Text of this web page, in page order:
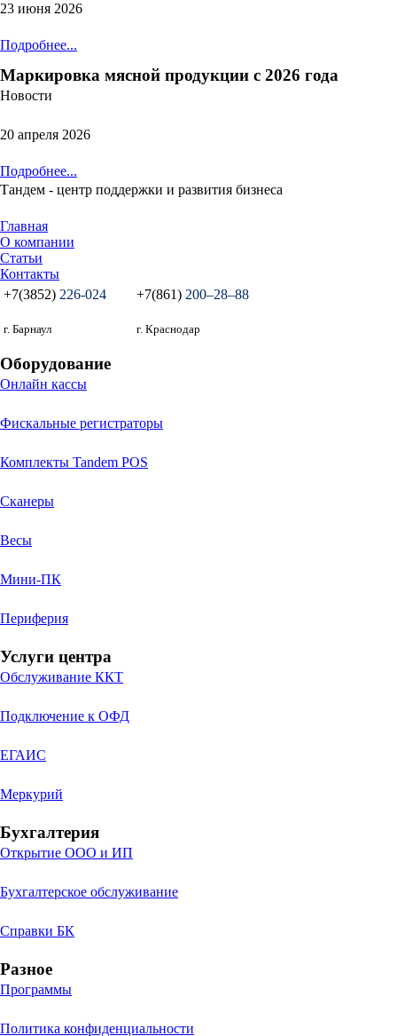
23 июня 2026
Подробнее...
Маркировка мясной продукции с 2026 года
Новости
20 апреля 2026
Подробнее...
Тандем - центр поддержки и развития бизнеса
Главная
О компании
Статьи
Контакты
+7(3852) 226-024
г. Барнаул
+7(861) 200‒28‒88
г. Краснодар
Оборудование
Онлайн кассы
Фискальные регистраторы
Комплекты Tandem POS
Сканеры
Весы
Мини-ПК
Периферия
Услуги центра
Обслуживание ККТ
Подключение к ОФД
ЕГАИС
Меркурий
Бухгалтерия
Открытие ООО и ИП
Бухгалтерское обслуживание
Справки БК
Разное
Программы
Политика конфиденциальности